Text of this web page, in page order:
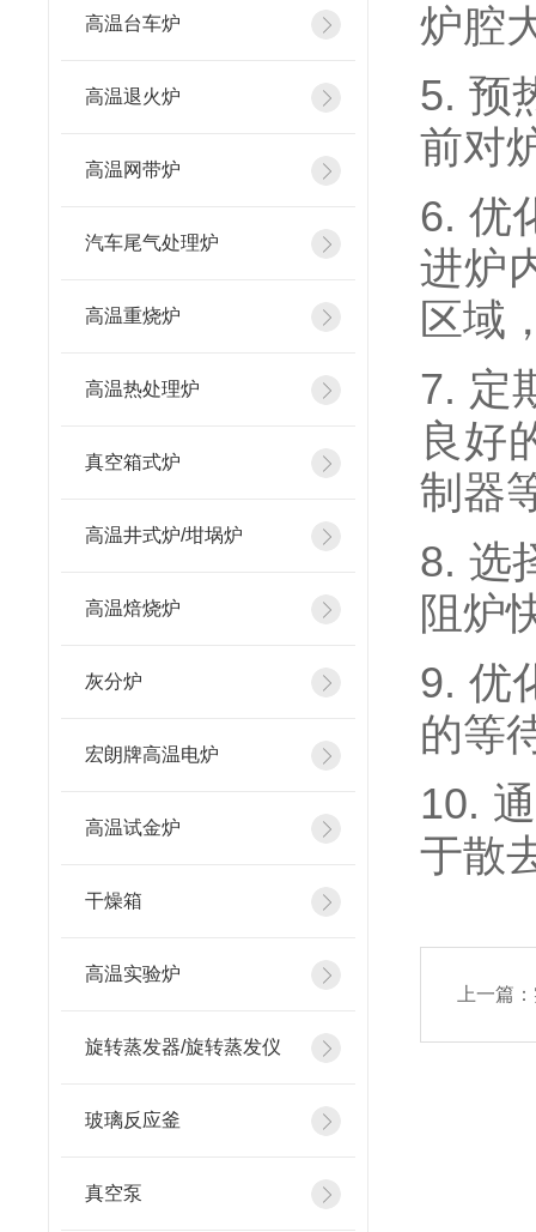
高温台车炉
高温退火炉
高温网带炉
汽车尾气处理炉
高温重烧炉
高温热处理炉
真空箱式炉
高温井式炉/坩埚炉
高温焙烧炉
灰分炉
宏朗牌高温电炉
高温试金炉
干燥箱
高温实验炉
旋转蒸发器/旋转蒸发仪
玻璃反应釜
真空泵
炉腔
5. 预
前对
6. 优
进炉
区域
7. 定
良好
制器
8. 选
阻炉
9. 优
的等
10.
于散
上一篇：